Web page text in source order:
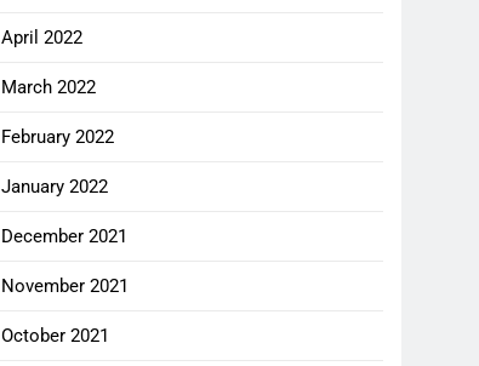
April 2022
March 2022
February 2022
January 2022
December 2021
November 2021
October 2021